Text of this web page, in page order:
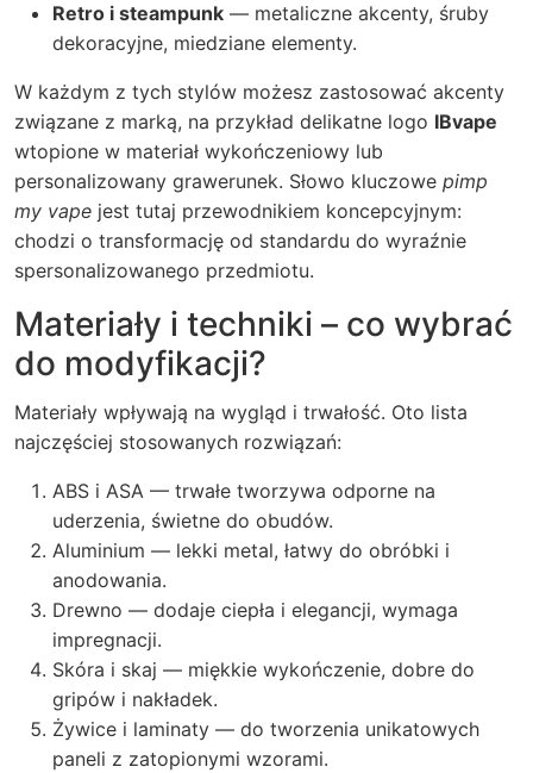
Retro i steampunk — metaliczne akcenty, śruby
dekoracyjne, miedziane elementy.
W każdym z tych stylów możesz zastosować akcenty
związane z marką, na przykład delikatne logo IBvape
wtopione w materiał wykończeniowy lub
personalizowany grawerunek. Słowo kluczowe pimp
my vape jest tutaj przewodnikiem koncepcyjnym:
chodzi o transformację od standardu do wyraźnie
spersonalizowanego przedmiotu.
Materiały i techniki – co wybrać
do modyfikacji?
Materiały wpływają na wygląd i trwałość. Oto lista
najczęściej stosowanych rozwiązań:
ABS i ASA — trwałe tworzywa odporne na
uderzenia, świetne do obudów.
Aluminium — lekki metal, łatwy do obróbki i
anodowania.
Drewno — dodaje ciepła i elegancji, wymaga
impregnacji.
Skóra i skaj — miękkie wykończenie, dobre do
gripów i nakładek.
Żywice i laminaty — do tworzenia unikatowych
paneli z zatopionymi wzorami.